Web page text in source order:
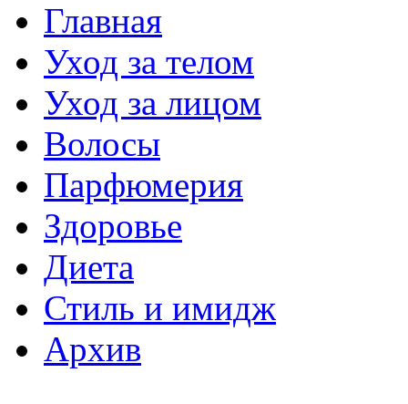
Главная
Уход за телом
Уход за лицом
Волосы
Парфюмерия
Здоровье
Диета
Стиль и имидж
Архив